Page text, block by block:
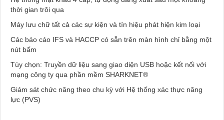
thời gian trôi qua
Máy lưu chữ tất cả các sự kiện và tín hiệu phát hiện kim loại
Các báo cáo IFS và HACCP có sẵn trên màn hình chỉ bằng một
nút bấm
Tùy chọn: Truyền dữ liệu sang giao diện USB hoặc kết nối với
mạng công ty qua phần mềm SHARKNET®
Giám sát chức năng theo chu kỳ với Hệ thống xác thực năng
lực (PVS)